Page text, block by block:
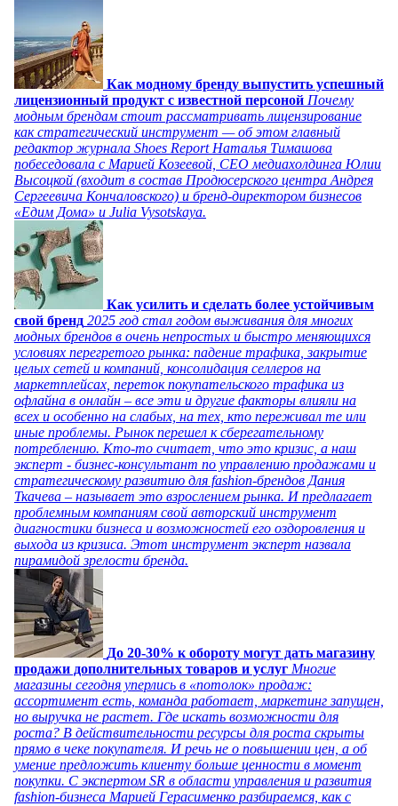
Как модному бренду выпустить успешный
лицензионный продукт с известной персоной Почему
модным брендам стоит рассматривать лицензирование
как стратегический инструмент — об этом главный
редактор журнала Shoes Report Наталья Тимашова
побеседовала с Марией Козеевой, СЕО медиахолдинга Юлии
Высоцкой (входит в состав Продюсерского центра Андрея
Сергеевича Кончаловского) и бренд-директором бизнесов
«Едим Дома» и Julia Vysotskaya.
Как усилить и сделать более устойчивым
свой бренд 2025 год стал годом выживания для многих
модных брендов в очень непростых и быстро меняющихся
условиях перегретого рынка: падение трафика, закрытие
целых сетей и компаний, консолидация селлеров на
маркетплейсах, переток покупательского трафика из
офлайна в онлайн – все эти и другие факторы влияли на
всех и особенно на слабых, на тех, кто переживал те или
иные проблемы. Рынок перешел к сберегательному
потреблению. Кто-то считает, что это кризис, а наш
эксперт - бизнес-консультант по управлению продажами и
стратегическому развитию для fashion-брендов Дания
Ткачева – называет это взрослением рынка. И предлагает
проблемным компаниям свой авторский инструмент
диагностики бизнеса и возможностей его оздоровления и
выхода из кризиса. Этот инструмент эксперт назвала
пирамидой зрелости бренда.
До 20-30% к обороту могут дать магазину
продажи дополнительных товаров и услуг Многие
магазины сегодня уперлись в «потолок» продаж:
ассортимент есть, команда работает, маркетинг запущен,
но выручка не растет. Где искать возможности для
роста? В действительности ресурсы для роста скрыты
прямо в чеке покупателя. И речь не о повышении цен, а об
умение предложить клиенту больше ценности в момент
покупки. С экспертом SR в области управления и развития
fashion-бизнеса Марией Герасименко разбираемся, как с